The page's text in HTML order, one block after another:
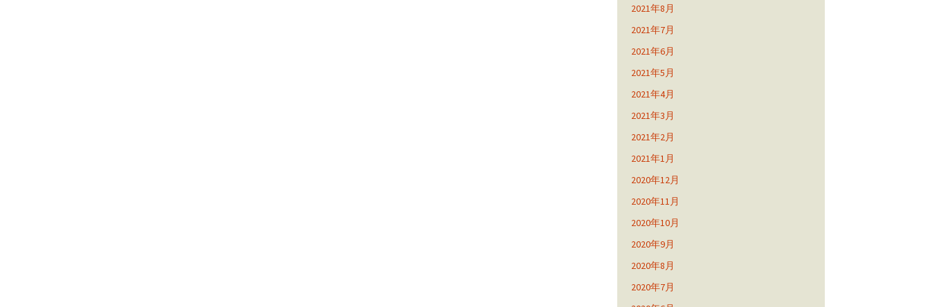
2021年8月
2021年7月
2021年6月
2021年5月
2021年4月
2021年3月
2021年2月
2021年1月
2020年12月
2020年11月
2020年10月
2020年9月
2020年8月
2020年7月